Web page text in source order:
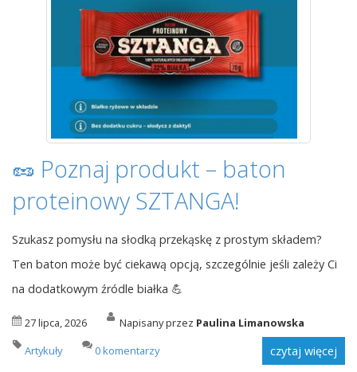
🥜 Poznaj produkt – baton
proteinowy SZTANGA!
Szukasz pomysłu na słodką przekąskę z prostym składem?
Ten baton może być ciekawą opcją, szczególnie jeśli zależy Ci
na dodatkowym źródle białka 💪
27 lipca, 2026 Napisany przez Paulina Limanowska
Artykuły
0 komentarzy czytaj więcej